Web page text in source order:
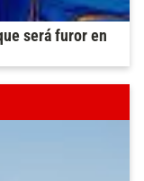
será furor en